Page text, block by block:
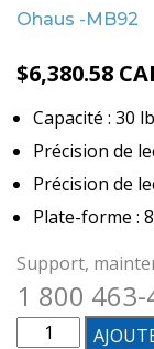
Ohaus -MB92
$6,380.58
Capacité : 30
Précision de
Précision de
Plate-forme :
Support,
1 800
quantité